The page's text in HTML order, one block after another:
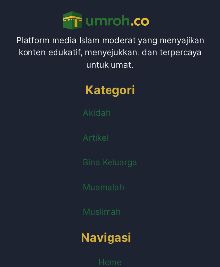
Platform media Islam moderat yang menyajikan
konten edukatif, menyejukkan, dan terpercaya
untuk umat.
Kategori
Akidah
Artikel
Bina Keluarga
Muamalah
Muslimah
Navigasi
Home